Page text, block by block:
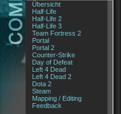
Übersicht
Half-Life
Half-Life 2
Half-Life 3
Team Fortress 2
Portal
Portal 2
Counter-Strike
Day of Defeat
Left 4 Dead
Left 4 Dead 2
Dota 2
Steam
Mapping / Editing
Feedback